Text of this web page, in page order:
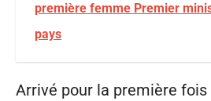
première femme Premier
pays
Arrivé pour la première fois